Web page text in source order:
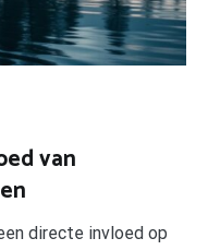
van
directe invloed op